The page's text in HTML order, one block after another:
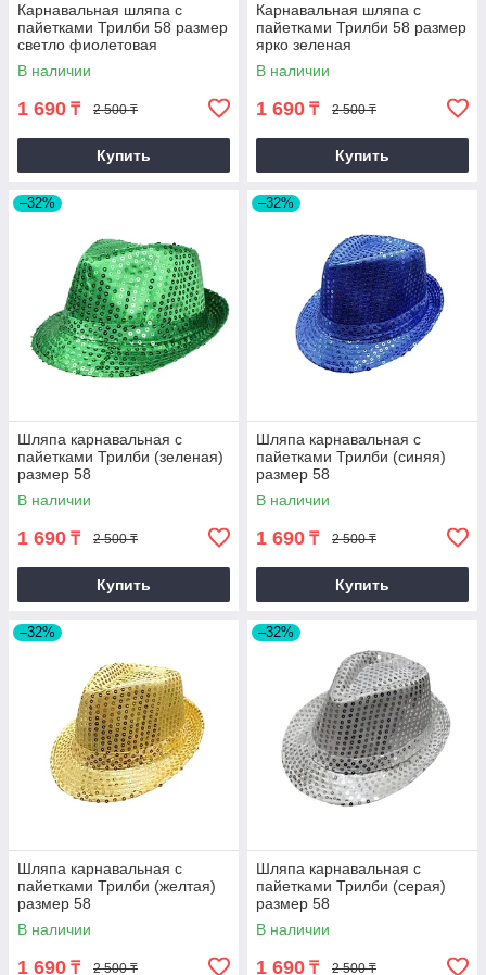
Карнавальная шляпа с
пайетками Трилби 58 размер
светло фиолетовая
В наличии
1 690 ₸ 2 500 ₸
Купить
Карнавальная шляпа с
пайетками Трилби 58 размер
ярко зеленая
В наличии
1 690 ₸ 2 500 ₸
Купить
–32%
Шляпа карнавальная с
пайетками Трилби (зеленая)
размер 58
В наличии
1 690 ₸ 2 500 ₸
Купить
–32%
Шляпа карнавальная с
пайетками Трилби (синяя)
размер 58
В наличии
1 690 ₸ 2 500 ₸
Купить
–32%
Шляпа карнавальная с
пайетками Трилби (желтая)
размер 58
В наличии
1 690 ₸ 2 500 ₸
–32%
Шляпа карнавальная с
пайетками Трилби (серая)
размер 58
В наличии
1 690 ₸ 2 500 ₸